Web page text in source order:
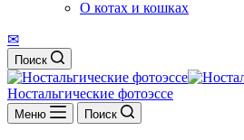
О котах и кошках
✉
Поиск
Ностальгические фотоэссе
Меню Поиск